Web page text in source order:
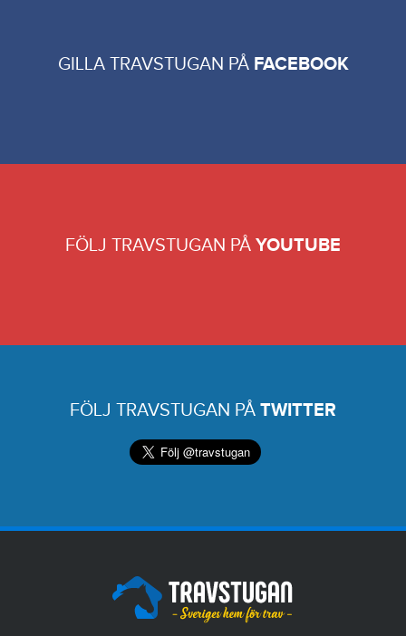
GILLA TRAVSTUGAN PÅ FACEBOOK
FÖLJ TRAVSTUGAN PÅ YOUTUBE
FÖLJ TRAVSTUGAN PÅ TWITTER